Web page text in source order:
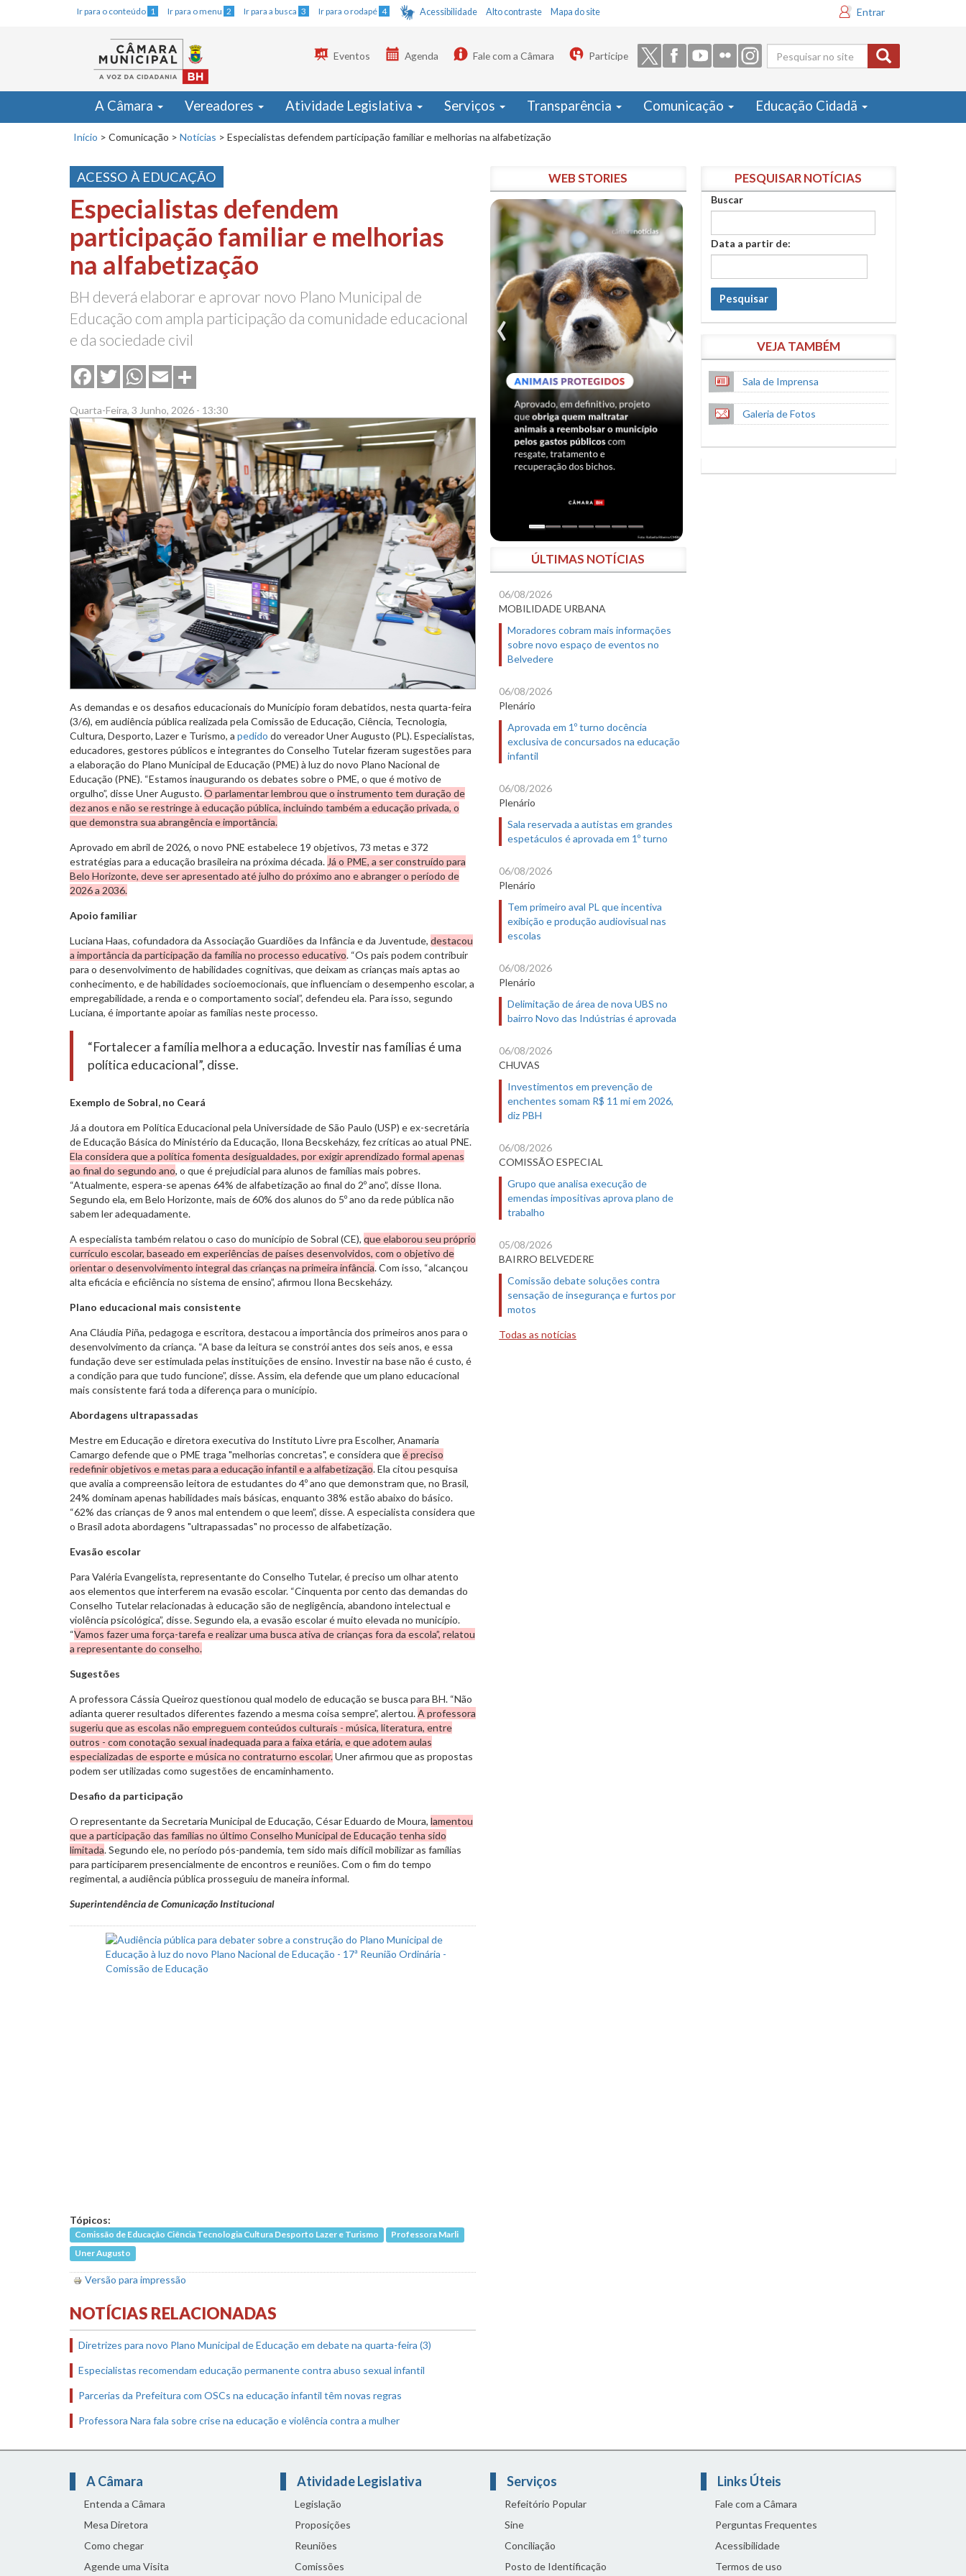
Ir para o conteúdo 1 Ir para o menu 2 Ir para a busca 3 Ir para o rodapé 4 Acessibilidade Alto contraste Mapa do site Entrar
Formulário
de busca
Eventos Agenda Fale com a Câmara Participe
A Câmara Vereadores Atividade Legislativa Serviços Transparência Comunicação Educação Cidadã
Início > Comunicação > Notícias > Especialistas defendem participação familiar e melhorias na alfabetização
ACESSO À EDUCAÇÃO
Especialistas defendem
participação familiar e melhorias
na alfabetização
BH deverá elaborar e aprovar novo Plano Municipal de
Educação com ampla participação da comunidade educacional
e da sociedade civil
FacebookTwitterWhatsApp
Email
Quarta-Feira, 3 Junho, 2026 - 13:30
As demandas e os desafios educacionais do Município foram debatidos, nesta quarta-feira
(3/6), em audiência pública realizada pela Comissão de Educação, Ciência, Tecnologia,
Cultura, Desporto, Lazer e Turismo, a pedido do vereador Uner Augusto (PL). Especialistas,
educadores, gestores públicos e integrantes do Conselho Tutelar fizeram sugestões para
a elaboração do Plano Municipal de Educação (PME) à luz do novo Plano Nacional de
Educação (PNE). “Estamos inaugurando os debates sobre o PME, o que é motivo de
orgulho”, disse Uner Augusto.O parlamentar lembrou que o instrumento tem duração de
dez anos e não se restringe à educação pública, incluindo também a educação privada, o
que demonstra sua abrangência e importância.
Aprovado em abril de 2026, o novo PNE estabelece 19 objetivos, 73 metas e 372
estratégias para a educação brasileira na próxima década. Já o PME, a ser construído para
Belo Horizonte, deve ser apresentado até julho do próximo ano e abranger o período de
2026 a 2036.
Apoio familiar
Luciana Haas, cofundadora da Associação Guardiões da Infância e da Juventude, destacou
a importância da participação da família no processo educativo. “Os pais podem contribuir
para o desenvolvimento de habilidades cognitivas, que deixam as crianças mais aptas ao
conhecimento, e de habilidades socioemocionais, que influenciam o desempenho escolar, a
empregabilidade, a renda e o comportamento social”, defendeu ela. Para isso, segundo
Luciana, é importante apoiar as famílias neste processo.
“Fortalecer a família melhora a educação. Investir nas famílias é uma
política educacional”, disse.
Exemplo de Sobral, no Ceará
Já a doutora em Política Educacional pela Universidade de São Paulo (USP) e ex-secretária
de Educação Básica do Ministério da Educação, Ilona Becskeházy, fez críticas ao atual PNE.
Ela considera que a política fomenta desigualdades, por exigir aprendizado formal apenas
ao final do segundo ano, o que é prejudicial para alunos de famílias mais pobres.
“Atualmente, espera-se apenas 64% de alfabetização ao final do 2º ano”, disse Ilona.
Segundo ela, em Belo Horizonte, mais de 60% dos alunos do 5º ano da rede pública não
sabem ler adequadamente.
A especialista também relatou o caso do município de Sobral (CE), que elaborou seu próprio
currículo escolar, baseado em experiências de países desenvolvidos, com o objetivo de
orientar o desenvolvimento integral das crianças na primeira infância. Com isso, “alcançou
alta eficácia e eficiência no sistema de ensino”, afirmou Ilona Becskeházy.
Plano educacional mais consistente
Ana Cláudia Piña, pedagoga e escritora, destacou a importância dos primeiros anos para o
desenvolvimento da criança. “A base da leitura se constrói antes dos seis anos, e essa
fundação deve ser estimulada pelas instituições de ensino. Investir na base não é custo, é
a condição para que tudo funcione”, disse. Assim, ela defende que um plano educacional
mais consistente fará toda a diferença para o município.
Abordagens ultrapassadas
Mestre em Educação e diretora executiva do Instituto Livre pra Escolher, Anamaria
Camargo defende que o PME traga "melhorias concretas", e considera queé preciso
redefinir objetivos e metas para a educação infantil e a alfabetização. Ela citou pesquisa
que avalia a compreensão leitora de estudantes do 4º ano que demonstram que, no Brasil,
24% dominam apenas habilidades mais básicas, enquanto 38% estão abaixo do básico.
“62% das crianças de 9 anos mal entendem o que leem”, disse. A especialista considera que
o Brasil adota abordagens "ultrapassadas" no processo de alfabetização.
Evasão escolar
Para Valéria Evangelista, representante do Conselho Tutelar, é preciso um olhar atento
aos elementos que interferem na evasão escolar. “Cinquenta por cento das demandas do
Conselho Tutelar relacionadas à educação são de negligência, abandono intelectual e
violência psicológica”, disse. Segundo ela, a evasão escolar é muito elevada no município.
“Vamos fazer uma força-tarefa e realizar uma busca ativa de crianças fora da escola”, relatou
a representante do conselho.
Sugestões
A professora Cássia Queiroz questionou qual modelo de educação se busca para BH. “Não
adianta querer resultados diferentes fazendo a mesma coisa sempre”, alertou.A professora
sugeriu que as escolas não empreguem conteúdos culturais - música, literatura, entre
outros - com conotação sexual inadequada para a faixa etária, e que adotem aulas
especializadas de esporte e música no contraturno escolar.Uner afirmou que as propostas
podem ser utilizadas como sugestões de encaminhamento.
Desafio da participação
O representante da Secretaria Municipal de Educação, César Eduardo de Moura, lamentou
que a participação das famílias no último Conselho Municipal de Educação tenha sido
limitada. Segundo ele, no período pós-pandemia, tem sido mais difícil mobilizar as famílias
para participarem presencialmente de encontros e reuniões. Com o fim do tempo
regimental, a audiência pública prosseguiu de maneira informal.
Superintendência de Comunicação Institucional
Tópicos:
Comissão de Educação Ciência Tecnologia Cultura Desporto Lazer e Turismo
Professora Marli
Uner Augusto
Versão para impressão
NOTÍCIAS RELACIONADAS
Diretrizes para novo Plano Municipal de Educação em debate na quarta-feira (3)
Especialistas recomendam educação permanente contra abuso sexual infantil
Parcerias da Prefeitura com OSCs na educação infantil têm novas regras
Professora Nara fala sobre crise na educação e violência contra a mulher
WEB STORIES
ÚLTIMAS NOTÍCIAS
06/08/2026
MOBILIDADE URBANA
Moradores cobram mais informações
sobre novo espaço de eventos no
Belvedere
06/08/2026
Plenário
Aprovada em 1º turno docência
exclusiva de concursados na educação
infantil
06/08/2026
Plenário
Sala reservada a autistas em grandes
espetáculos é aprovada em 1º turno
06/08/2026
Plenário
Tem primeiro aval PL que incentiva
exibição e produção audiovisual nas
escolas
06/08/2026
Plenário
Delimitação de área de nova UBS no
bairro Novo das Indústrias é aprovada
06/08/2026
CHUVAS
Investimentos em prevenção de
enchentes somam R$ 11 mi em 2026,
diz PBH
06/08/2026
COMISSÃO ESPECIAL
Grupo que analisa execução de
emendas impositivas aprova plano de
trabalho
05/08/2026
BAIRRO BELVEDERE
Comissão debate soluções contra
sensação de insegurança e furtos por
motos
Todas as notícias
PESQUISAR NOTÍCIAS
Buscar
Data a partir de:
Pesquisar
VEJA TAMBÉM
Sala de Imprensa
Galeria de Fotos
A Câmara
Entenda a Câmara
Mesa Diretora
Como chegar
Agende uma Visita
Atividade Legislativa
Legislação
Proposições
Reuniões
Comissões
Serviços
Refeitório Popular
Sine
Conciliação
Posto de Identificação
Links Úteis
Fale com a Câmara
Perguntas Frequentes
Acessibilidade
Termos de uso